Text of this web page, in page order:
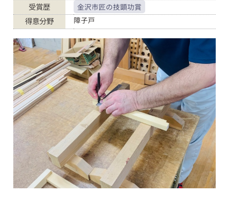
受賞歴 金沢市匠の技顕功賞
得意分野 障子戸